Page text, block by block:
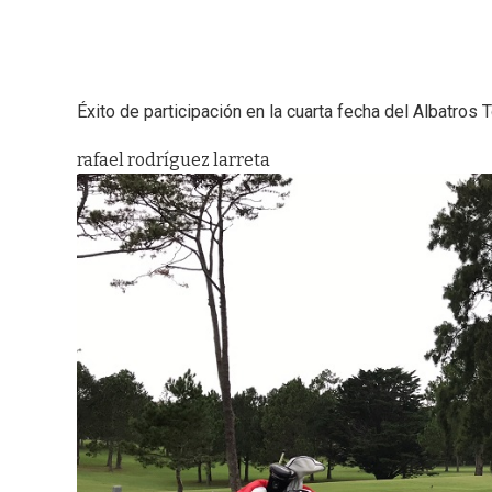
Éxito de participación en la cuarta fecha del Albatros
rafael rodríguez larreta